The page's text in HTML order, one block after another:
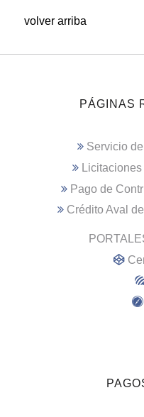
volver arriba
PÁGINAS
Servicio
Pago de
Crédito Aval